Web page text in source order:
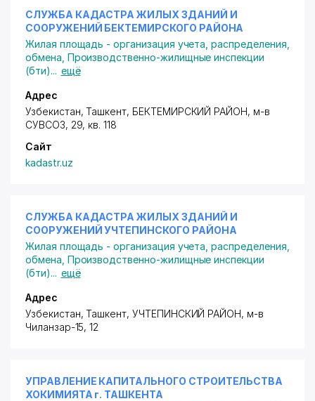
СЛУЖБА КАДАСТРА ЖИЛЫХ ЗДАНИЙ И
СООРУЖЕНИЙ БЕКТЕМИРСКОГО РАЙОНА
Жилая площадь - организация учета, распределения,
обмена Производственно-жилищные инспекции
(бти)... ещё
Адрес
Узбекистан, Ташкент, БЕКТЕМИРСКИЙ РАЙОН, м-в
СУВСОЗ, 29, кв. 118
Сайт
kadastr.uz
СЛУЖБА КАДАСТРА ЖИЛЫХ ЗДАНИЙ И
СООРУЖЕНИЙ УЧТЕПИНСКОГО РАЙОНА
Жилая площадь - организация учета, распределения,
обмена Производственно-жилищные инспекции
(бти)... ещё
Адрес
Узбекистан, Ташкент, УЧТЕПИНСКИЙ РАЙОН, м-в
Чиланзар-15, 12
УПРАВЛЕНИЕ КАПИТАЛЬНОГО СТРОИТЕЛЬСТВА
ХОКИМИЯТА г. ТАШКЕНТА